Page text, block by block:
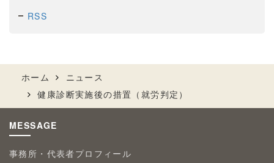
RSS
ホーム
ニュース
健康診断実施後の措置（就労判定）
MESSAGE
事務所・代表者プロフィール